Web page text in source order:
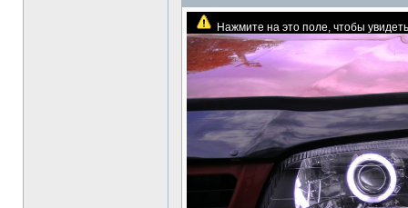
Нажмите на это поле, чтобы